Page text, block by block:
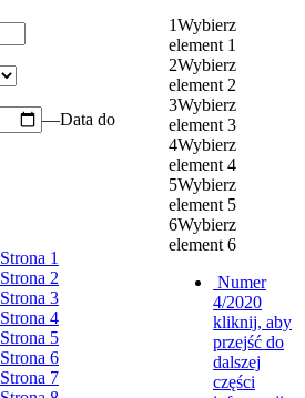
—Data do
Strona 1
Strona 2
Strona 3
Strona 4
Strona 5
Strona 6
Strona 7
1Wybierz
element 1
2Wybierz
element 2
3Wybierz
element 3
4Wybierz
element 4
5Wybierz
element 5
6Wybierz
element 6
Numer
4/2020
kliknij, aby
przejść do
dalszej
części